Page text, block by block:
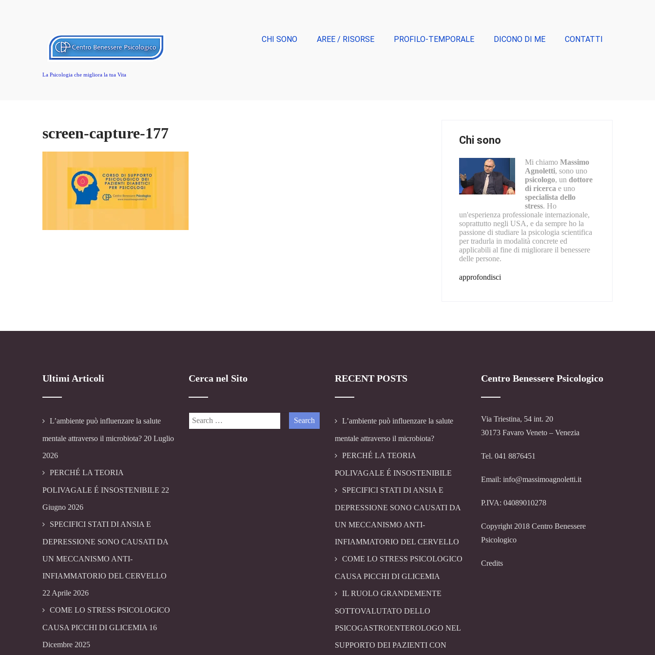
La Psicologia che migliora la tua Vita
CHI SONO AREE / RISORSE PROFILO-TEMPORALE DICONO DI ME CONTATTI
screen-capture-177 Chi sono
Mi chiamoMassimo
Agnoletti, sono uno
psicologo, undottore
di ricerca e uno
specialista dello
stress. Ho
un'esperienza professionale internazionale,
soprattutto negli USA, e da sempre ho la
passione di studiare la psicologia scientifica
per tradurla in modalità concrete ed
applicabili al fine di migliorare il benessere
delle persone.
approfondisci
Ultimi Articoli
L’ambiente può influenzare la salute
mentale attraverso il microbiota? 20 Luglio
2026
PERCHÉ LA TEORIA
POLIVAGALE É INSOSTENIBILE 22
Giugno 2026
SPECIFICI STATI DI ANSIA E
DEPRESSIONE SONO CAUSATI DA
UN MECCANISMO ANTI-
INFIAMMATORIO DEL CERVELLO
22 Aprile 2026
COME LO STRESS PSICOLOGICO
CAUSA PICCHI DI GLICEMIA 16
Dicembre 2025
Cerca nel Sito RECENT POSTS
L’ambiente può influenzare la salute
mentale attraverso il microbiota?
PERCHÉ LA TEORIA
POLIVAGALE É INSOSTENIBILE
SPECIFICI STATI DI ANSIA E
DEPRESSIONE SONO CAUSATI DA
UN MECCANISMO ANTI-
INFIAMMATORIO DEL CERVELLO
COME LO STRESS PSICOLOGICO
CAUSA PICCHI DI GLICEMIA
IL RUOLO GRANDEMENTE
SOTTOVALUTATO DELLO
PSICOGASTROENTEROLOGO NEL
SUPPORTO DEI PAZIENTI CON
Centro Benessere Psicologico
Via Triestina, 54 int. 20
30173 Favaro Veneto – Venezia
Tel. 041 8876451
Email: info@massimoagnoletti.it
P.IVA: 04089010278
Copyright 2018 Centro Benessere
Psicologico
Credits